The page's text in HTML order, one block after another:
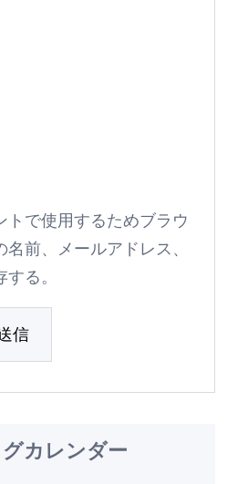
トで使用するためブラウ
前、メールアドレス、
る。
カレンダー